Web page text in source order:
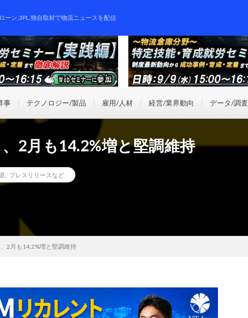
ーン,3PL,独自取材で物流ニュースを配信
事 テクノロジー/製品 雇用/人材 経営/業界動向 データ/調査
2月も14.2%増と堅調維持
プレスリリースなど
2月も14.2%増と堅調維持